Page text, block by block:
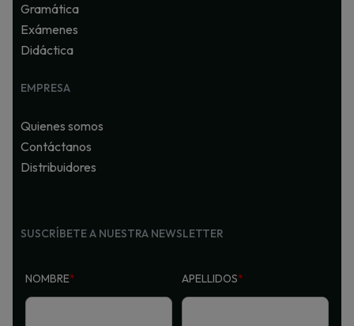
Gramática
Exámenes
Didáctica
EMPRESA
Quienes somos
Contáctanos
Distribuidores
SUSCRÍBETE A NUESTRA NEWSLETTER
NOMBRE* APELLIDOS*